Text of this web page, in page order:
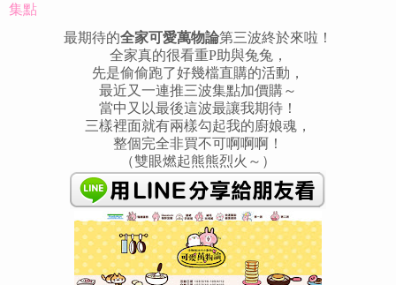
集點
最期待的全家可愛萬物論第三波終於來啦！
全家真的很看重P助與兔兔，
先是偷偷跑了好幾檔直購的活動，
最近又一連推三波集點加價購～
當中又以最後這波最讓我期待！
三樣裡面就有兩樣勾起我的廚娘魂，
整個完全非買不可啊啊啊！
（雙眼燃起熊熊烈火～）